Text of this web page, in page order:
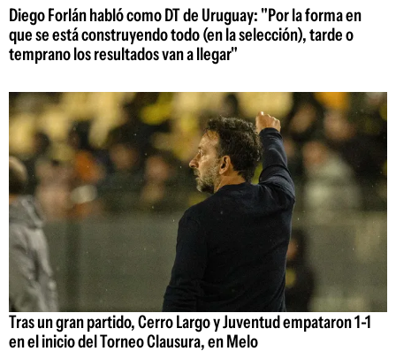
Diego Forlán habló como DT de Uruguay: "Por la forma en
que se está construyendo todo (en la selección), tarde o
temprano los resultados van a llegar"
Tras un gran partido, Cerro Largo y Juventud empataron 1-1
en el inicio del Torneo Clausura, en Melo